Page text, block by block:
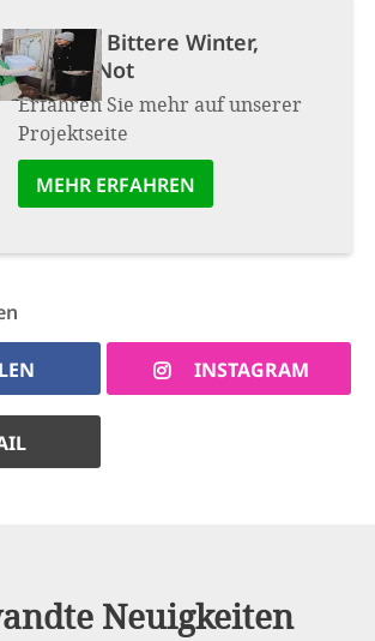
Projekt: Bittere Winter,
bittere Not
Erfahren Sie mehr auf unserer
Projektseite
MEHR ERFAHREN
INSTAGRAM
Neuigkeiten